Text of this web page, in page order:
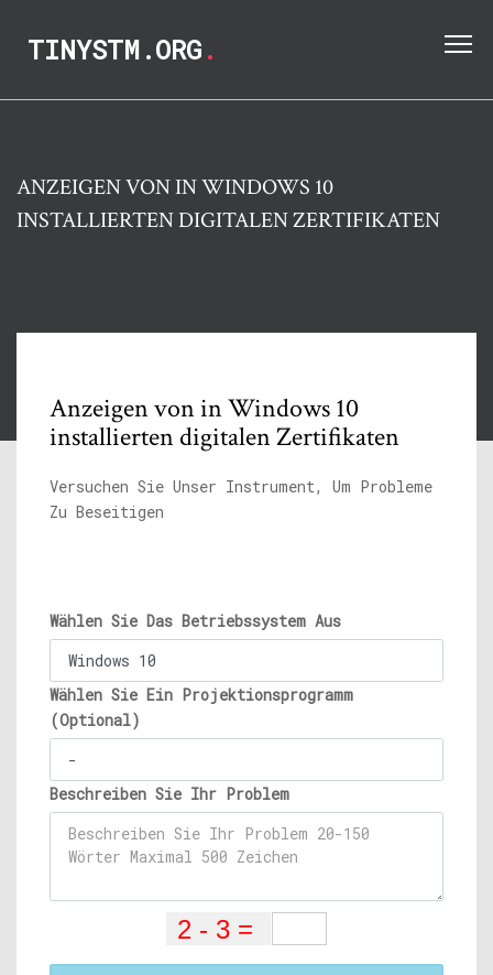
TINYSTM.ORG.
ANZEIGEN VON IN WINDOWS 10
INSTALLIERTEN DIGITALEN ZERTIFIKATEN
Anzeigen von in Windows 10
installierten digitalen Zertifikaten
Versuchen Sie Unser Instrument, Um Probleme
Zu Beseitigen
Wählen Sie Das Betriebssystem Aus
Wählen Sie Ein Projektionsprogramm
(Optional)
Beschreiben Sie Ihr Problem